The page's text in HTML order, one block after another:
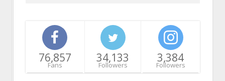
76,857
Fans
34,133
Followers
3,384
Followers